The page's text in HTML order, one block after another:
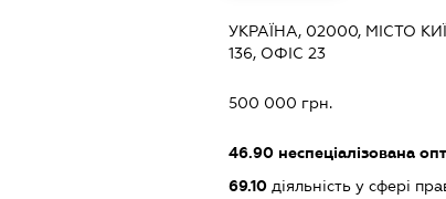
УКРАЇНА, 02000, МІСТО
136, ОФІС 23
500 000 грн.
46.90неспеціалізована
69.10діяльність у сфері